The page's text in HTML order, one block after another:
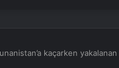
kaçarken